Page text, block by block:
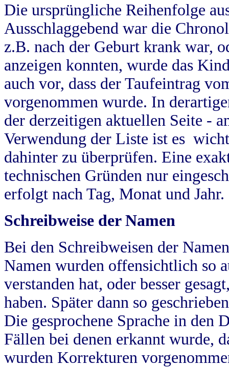
Die ursprüngliche Reihenfolge
Ausschlaggebend war die
z.B. nach der Geburt krank war,
anzeigen konnten, wurde das
auch vor, dass der Taufeintrag
vorgenommen wurde. In
der derzeitigen aktuellen Seite -
Verwendung der Liste ist es
dahinter zu überprüfen. Eine
technischen Gründen nur
erfolgt nach Tag, Monat und Jahr.
Schreibweise der Namen
Bei den Schreibweisen der
Namen wurden offensichtlich so
verstanden hat, oder besser
haben. Später dann so
Die gesprochene Sprache in
Fällen bei denen erkannt wurde,
wurden Korrekturen